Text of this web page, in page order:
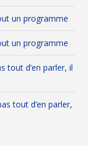
un programme
un programme
tout d’en parler, il
tout d’en parler,